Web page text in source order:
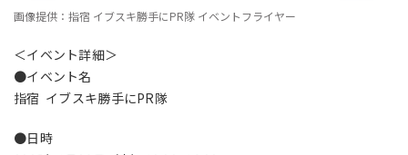
画像提供：指宿 イブスキ勝手にPR隊 イベントフライヤー
＜イベント詳細＞
●イベント名
指宿 イブスキ勝手にPR隊
●日時